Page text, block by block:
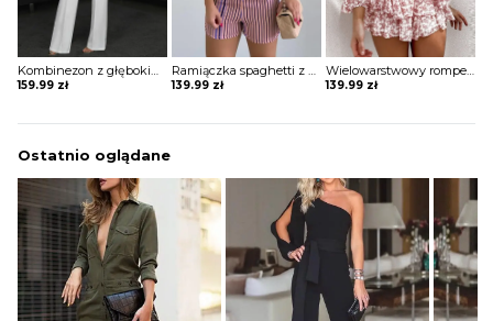
Kombinezon z głębokim dekoltem i koronką Mab
159.99 zł
Ramiączka spaghetti z nadrukiem liści wiązany kombinezon w paski Donjeta
139.99 zł
Wielowarstwowy romper z siateczki falbanami i kwiatowym nadrukiem kombinezon Haralda
139.99 zł
Ostatnio oglądane